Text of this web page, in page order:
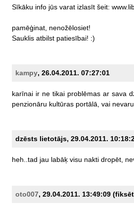
Sīkāku info jūs varat izlasīt šeit:
pamēģinat, nenožēlosiet!
Sauklis atbilst patiesībai! :)
kampy, 26.04.2011. 07:27:01
karīnai ir ne tikai problēmas ar sava
penzionāru kultūras portālā, vai
dzēsts lietotājs, 29.04.2011.
heh..tad jau labāķ visu nakti dropēt,
oto007, 29.04.2011. 13:49:09